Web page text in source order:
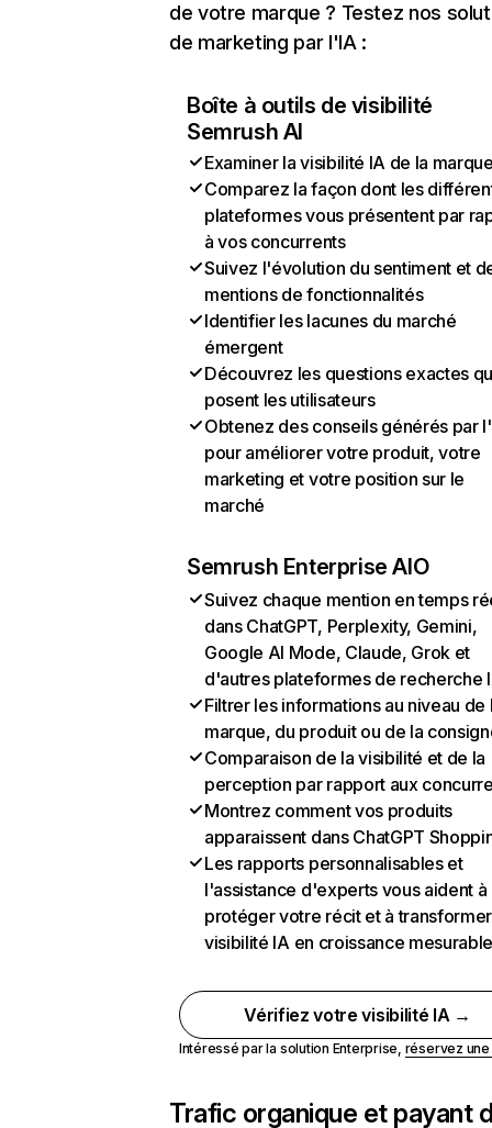
de votre marque ? Testez nos
de marketing par l'IA :
Boîte à outils de visibilité
Semrush AI
Examiner la visibilité IA de la
Comparez la façon dont les
plateformes vous présentent par
à vos concurrents
Suivez l'évolution du sentiment et
mentions de fonctionnalités
Identifier les lacunes du marché
émergent
Découvrez les questions exactes
posent les utilisateurs
Obtenez des conseils générés par
pour améliorer votre produit, votre
marketing et votre position sur le
marché
Semrush Enterprise AIO
Suivez chaque mention en temps
dans ChatGPT, Perplexity, Gemini,
Google AI Mode, Claude, Grok et
d'autres plateformes de recherche
Filtrer les informations au niveau de
marque, du produit ou de la
Comparaison de la visibilité et de la
perception par rapport aux
Montrez comment vos produits
apparaissent dans ChatGPT
Les rapports personnalisables et
l'assistance d'experts vous aident à
protéger votre récit et à
visibilité IA en croissance
Vérifiez votre visibilité IA →
Intéressé par la solution Enterprise, réservez
Trafic organique et payant